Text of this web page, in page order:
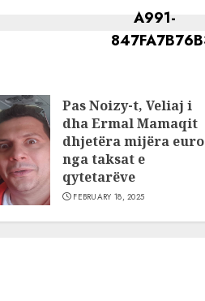
Pas Noizy-t, Veliaj i
dha Ermal Mamaqit
dhjetëra mijëra euro
nga taksat e
qytetarëve
FEBRUARY 18, 2025